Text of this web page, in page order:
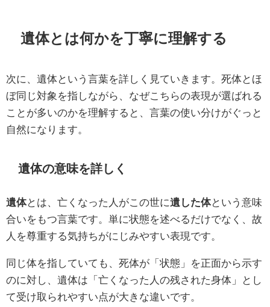
遺体とは何かを丁寧に理解する
次に、遺体という言葉を詳しく見ていきます。死体とほ
ぼ同じ対象を指しながら、なぜこちらの表現が選ばれる
ことが多いのかを理解すると、言葉の使い分けがぐっと
自然になります。
遺体の意味を詳しく
遺体とは、亡くなった人がこの世に遺した体という意味
合いをもつ言葉です。単に状態を述べるだけでなく、故
人を尊重する気持ちがにじみやすい表現です。
同じ体を指していても、死体が「状態」を正面から示す
のに対し、遺体は「亡くなった人の残された身体」とし
て受け取られやすい点が大きな違いです。